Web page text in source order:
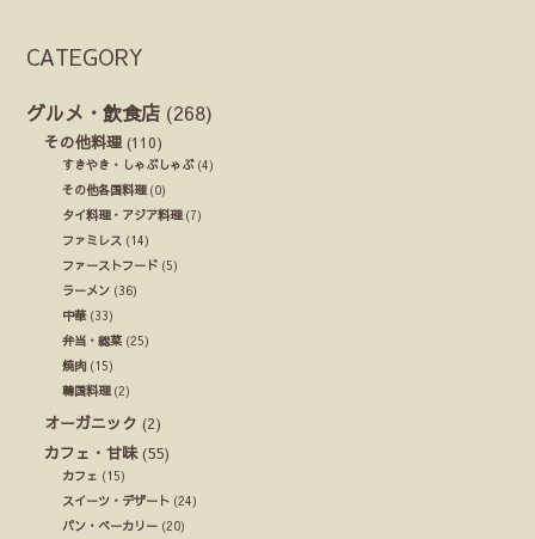
CATEGORY
グルメ・飲食店 (268)
その他料理 (110)
すきやき・しゃぶしゃぶ(4)
その他各国料理(0)
タイ料理・アジア料理(7)
ファミレス (14)
ファーストフード (5)
ラーメン (36)
中華(33)
弁当・総菜 (25)
焼肉 (15)
韓国料理(2)
オーガニック (2)
カフェ・甘味(55)
カフェ (15)
スイーツ・デザート (24)
パン・ベーカリー (20)